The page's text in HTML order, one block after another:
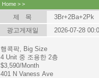
Home > >
제 목
3Br+2Ba+2Pk
광고게재일
2026-07-28
행콕팍, Big Size
4 Unit 중 조용한 2층
$3,590/Month
401 N Vaness Ave